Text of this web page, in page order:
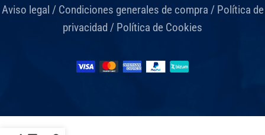
Aviso legal / Condiciones generales de compra / Política de
privacidad / Política de Cookies